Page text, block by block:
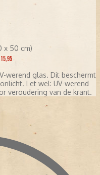
x 50 cm)
15,95
werend glas. Dit beschermt
Let wel: UV-werend
veroudering van de krant.